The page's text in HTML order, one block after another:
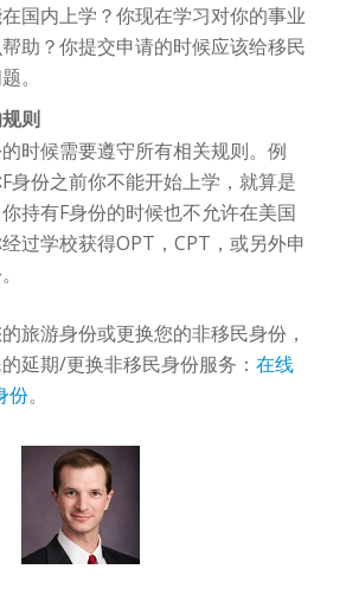
国内上学？你现在学习对你的事业
助？你提交申请的时候应该给移民
。
则
时候需要遵守所有相关规则。例
身份之前你不能开始上学，就算是
持有F身份的时候也不允许在美国
过学校获得OPT，CPT，或另外申
旅游身份或更换您的非移民身份，
延期/更换非移民身份服务： 在线
份。